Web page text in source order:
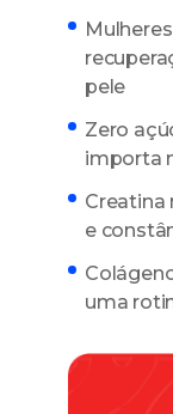
pele
Zero
importa
Creatina
e
uma